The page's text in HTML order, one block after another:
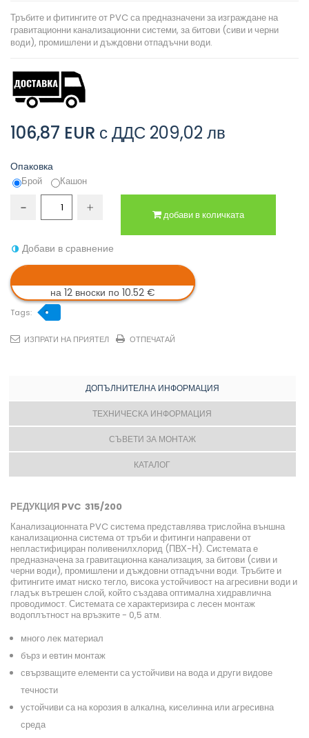
Тръбите и фитингите от PVC са предназначени за изграждане на
гравитационни канализационни системи, за битови (сиви и черни
води), промишлени и дъждовни отпадъчни води.
106,87 EUR с ДДС 209,02 лв
Опаковка
Брой Кашон
добави в количката
Добави в сравнение
на 12 вноски по 10.52 €
Tags:
ИЗПРАТИ НА ПРИЯТЕЛ ОТПЕЧАТАЙ
ДОПЪЛНИТЕЛНА ИНФОРМАЦИЯ
ТЕХНИЧЕСКА ИНФОРМАЦИЯ
СЪВЕТИ ЗА МОНТАЖ
КАТАЛОГ
РЕДУКЦИЯ PVC 315/200
Канализационната PVC система представлява трислойна външна
канализационна система от тръби и фитинги направени от
непластифициран поливенилхлорид (ПВХ-Н). Системата е
предназначена за гравитационна канализация, за битови (сиви и
черни води), промишлени и дъждовни отпадъчни води. Тръбите и
фитингите имат ниско тегло, висока устойчивост на агресивни води и
гладък вътрешен слой, който създава оптимална хидравлична
проводимост. Системата се характеризира с лесен монтаж
водоплътност на връзките - 0,5 атм.
много лек материал
бърз и евтин монтаж
свързващите елементи са устойчиви на вода и други видове
течности
устойчиви са на корозия в алкална, киселинна или агресивна
среда